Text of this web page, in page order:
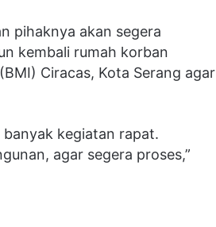
pihaknya akan segera
kembali rumah korban
Ciracas, Kota Serang agar
banyak kegiatan rapat.
agar segera proses,”